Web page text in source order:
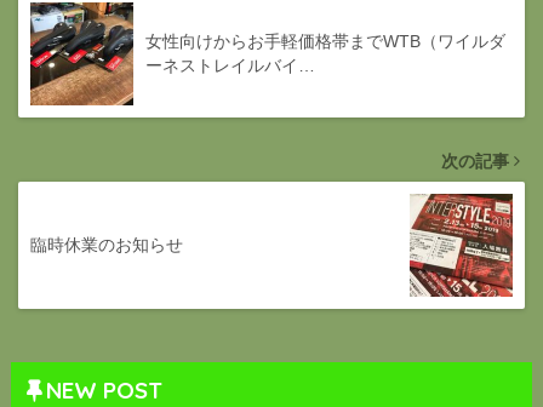
女性向けからお手軽価格帯までWTB（ワイルダ
ーネストレイルバイ…
次の記事
臨時休業のお知らせ
NEW POST